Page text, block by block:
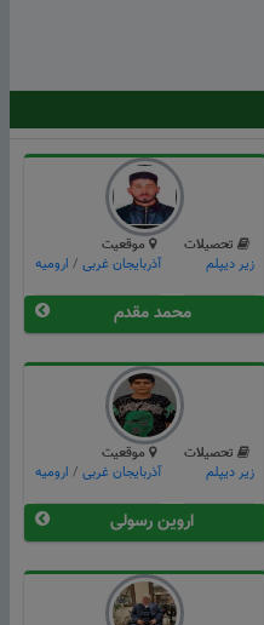
تحصیلات
زیر دیپلم
موقعیت
آذربایجان غربی/ ارومیه
محمد مقدم
تحصیلات
زیر دیپلم
موقعیت
آذربایجان غربی/ ارومیه
اروین رسولی